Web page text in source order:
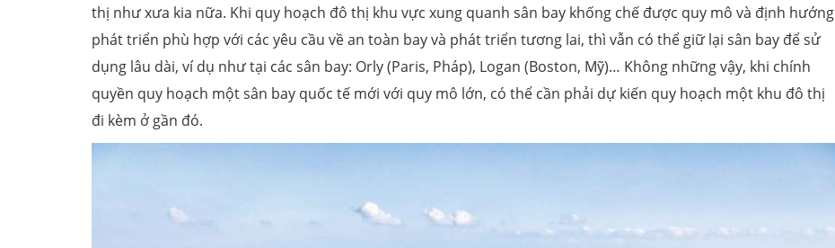
thị như xưa kia nữa. Khi quy hoạch đô thị khu vực xung quanh sân bay khống chế được quy mô và định hướng
phát triển phù hợp với các yêu cầu về an toàn bay và phát triển tương lai, thì vẫn có thể giữ lại sân bay để sử
dụng lâu dài, ví dụ như tại các sân bay: Orly (Paris, Pháp), Logan (Boston, Mỹ)… Không những vậy, khi chính
quyền quy hoạch một sân bay quốc tế mới với quy mô lớn, có thể cần phải dự kiến quy hoạch một khu đô thị
đi kèm ở gần đó.